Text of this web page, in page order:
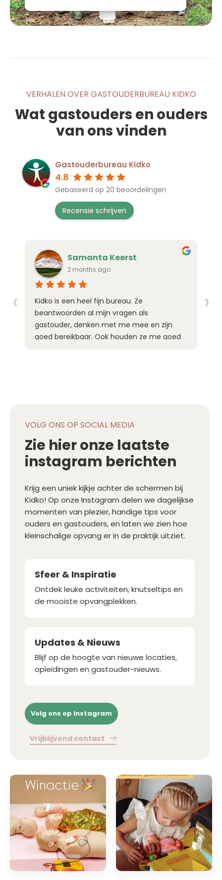
VERHALEN OVER GASTOUDERBUREAU KIDKO
Wat gastouders en ouders
van ons vinden
Gastouderbureau Kidko
4.8
Gebaseerd op 20 beoordelingen
Recensie schrijven
Samanta Keerst
2 months ago
Kidko is een heel fijn bureau. Ze
beantwoorden al mijn vragen als
gastouder, denken met me mee en zijn
goed bereikbaar. Ook houden ze me goed
‹ ›
VOLG ONS OP SOCIAL MEDIA
Zie hier onze laatste
instagram berichten
Krijg een uniek kijkje achter de schermen bij
Kidko! Op onze Instagram delen we dagelijkse
momenten van plezier, handige tips voor
ouders en gastouders, en laten we zien hoe
kleinschalige opvang er in de praktijk uitziet.
Sfeer & Inspiratie
Ontdek leuke activiteiten, knutseltips en
de mooiste opvangplekken.
Updates & Nieuws
Blijf op de hoogte van nieuwe locaties,
opleidingen en gastouder-nieuws.
Volg ons op Instagram
Vrijblijvend contact